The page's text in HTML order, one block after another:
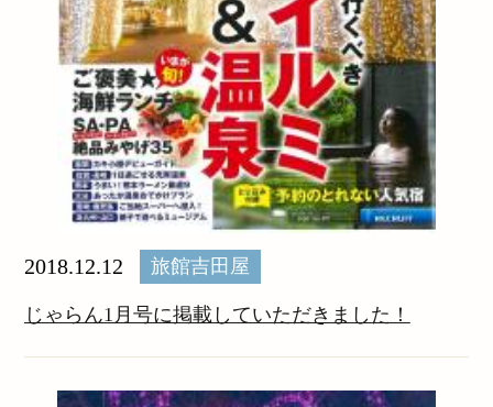
2018.12.12 旅館吉田屋
じゃらん1月号に掲載していただきました！